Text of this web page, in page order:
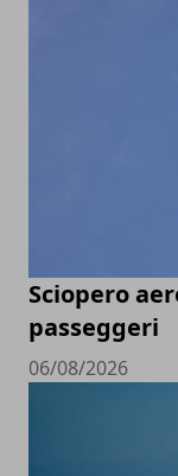
Sciopero
passeggeri
06/08/2026